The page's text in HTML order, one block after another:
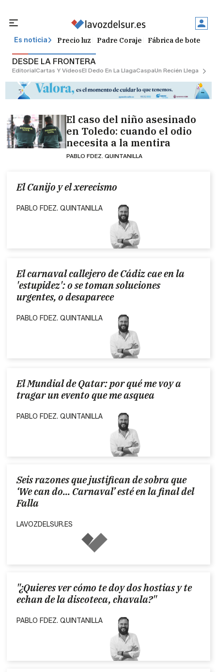
Es noticia Precio luz Padre Coraje Fábrica de botellas
DESDE LA FRONTERA
EditorialCartas Y VídeosEl Dedo En La LlagaCaspaUn Recién Llegado
El caso del niño asesinado
en Toledo: cuando el odio
necesita a la mentira
PABLO FDEZ. QUINTANILLA
El Canijo y el xerecismo
PABLO FDEZ. QUINTANILLA
El carnaval callejero de Cádiz cae en la
'estupidez': o se toman soluciones
urgentes, o desaparece
PABLO FDEZ. QUINTANILLA
El Mundial de Qatar: por qué me voy a
tragar un evento que me asquea
PABLO FDEZ. QUINTANILLA
Seis razones que justifican de sobra que
‘We can do... Carnaval’ esté en la final del
Falla
LAVOZDELSUR.ES
"¿Quieres ver cómo te doy dos hostias y te
echan de la discoteca, chavala?"
PABLO FDEZ. QUINTANILLA